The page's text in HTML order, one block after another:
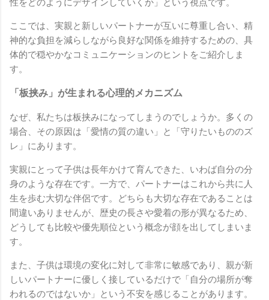
ここでは、実親と新しいパートナーが互いに尊重し合い、精
神的な負担を減らしながら良好な関係を維持するための、具
体的で穏やかなコミュニケーションのヒントをご紹介しま
す。
「板挟み」が生まれる心理的メカニズム
なぜ、私たちは板挟みになってしまうのでしょうか。多くの
場合、その原因は「愛情の質の違い」と「守りたいもののズ
レ」にあります。
実親にとって子供は長年かけて育んできた、いわば自分の分
身のような存在です。一方で、パートナーはこれから共に人
生を歩む大切な伴侶です。どちらも大切な存在であることは
間違いありませんが、歴史の長さや愛着の形が異なるため、
どうしても比較や優先順位という概念が顔を出してしまいま
す。
また、子供は環境の変化に対して非常に敏感であり、親が新
しいパートナーに優しく接しているだけで「自分の場所が奪
われるのではないか」という不安を感じることがあります。